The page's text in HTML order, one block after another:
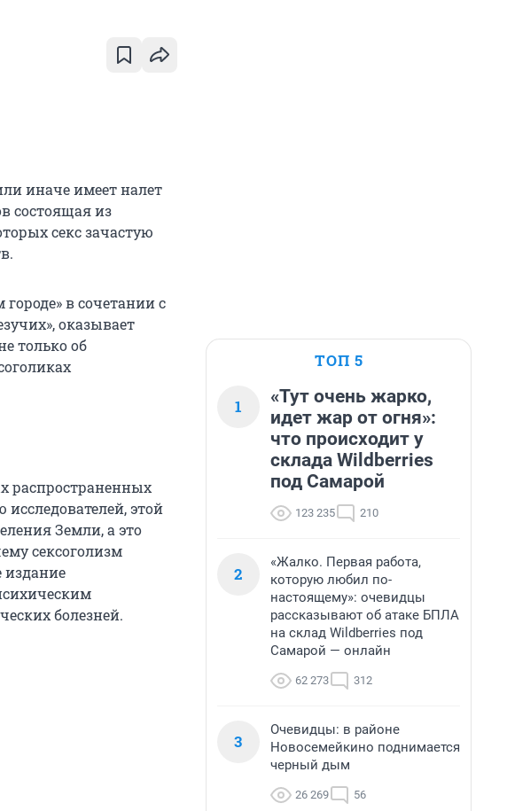
иначе имеет налет
состоящая из
секс зачастую
в сочетании с
оказывает
только об
распространенных
этой
Земли, а это
сексоголизм
издание
болезней.
ТОП 5
1
«Тут очень жарко,
идет жар от огня»:
что происходит у
склада Wildberries
под Самарой
123 235 210
2
«Жалко. Первая работа,
которую любил по-
настоящему»: очевидцы
рассказывают об атаке БПЛА
на склад Wildberries под
Самарой — онлайн
62 273 312
3
Очевидцы: в районе
Новосемейкино поднимается
черный дым
26 269 56